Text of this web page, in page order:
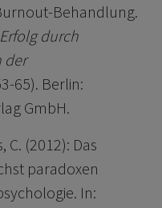
Behandlung.
Erfolg durch
der
65). Berlin:
GmbH.
C. (2012): Das
paradoxen
In: